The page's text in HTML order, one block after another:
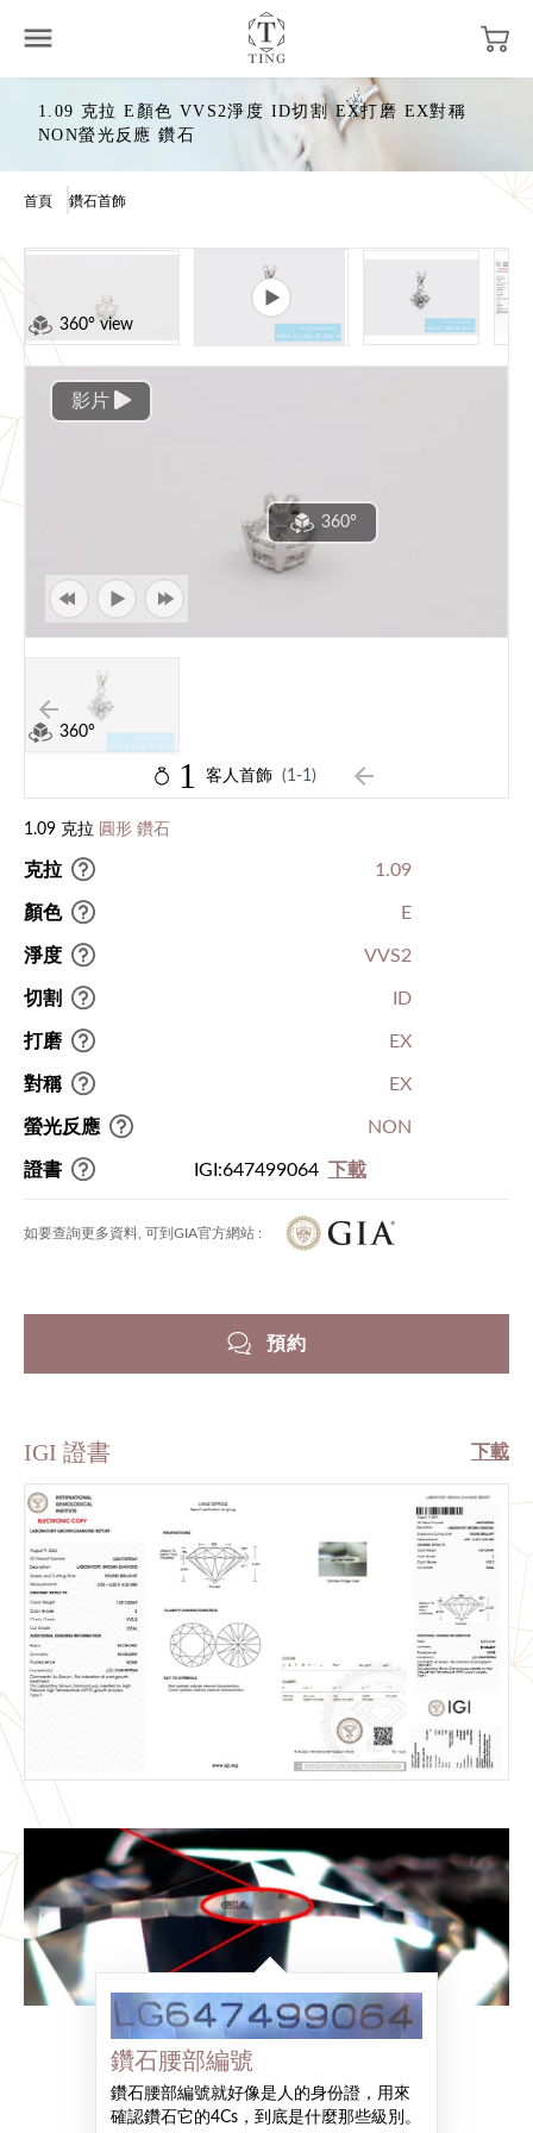
1.09 克拉 E顏色 VVS2淨度 ID切割 EX打磨 EX對稱
NON螢光反應 鑽石
首頁 鑽石首飾
360° view
影片
360°
360°
1 客人首飾 (1-1)
1.09 克拉 圓形 鑽石
克拉 1.09
顏色 E
淨度 VVS2
切割 ID
打磨 EX
對稱 EX
螢光反應 NON
證書 IGI:647499064 下載
如要查詢更多資料, 可到GIA官方網站 :
預約
IGI 證書 下載
鑽石腰部編號
鑽石腰部編號就好像是人的身份證，用來
確認鑽石它的4Cs，到底是什麼那些級別。